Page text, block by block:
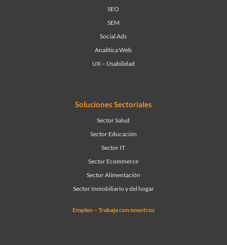
SEO
SEM
Social Ads
Analítica Web
UX – Usabilidad
Soluciones Sectoriales
Sector Salud
Sector Educación
Sector IT
Sector Ecommerce
Sector Alimentación
Sector Inmobiliario y del hogar
Empleo – Trabaja con nosotros